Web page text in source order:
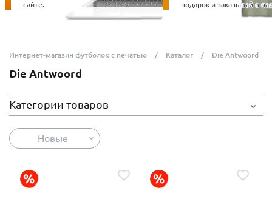
сайте.
подарок и заказывай в
Интернет-магазин футболок с печатью Каталог Die Antwoord
Die Antwoord
Категории товаров
Новые